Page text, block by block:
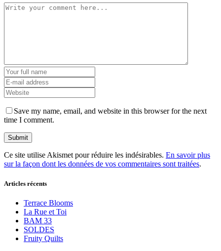
Save my name, email, and website in this browser for the next
time I comment.
Ce site utilise Akismet pour réduire les indésirables. En savoir plus
sur la façon dont les données de vos commentaires sont traitées.
Articles récents
Terrace Blooms
La Rue et Toi
BAM 33
SOLDES
Fruity Quilts